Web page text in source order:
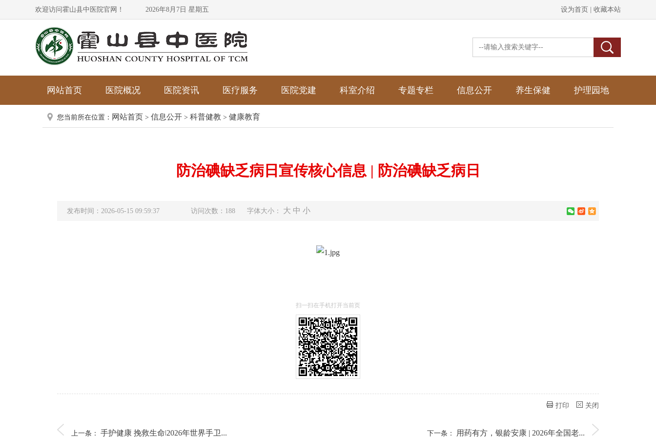
欢迎访问霍山县中医院官网！ 2026年8月7日 星期五 设为首页 | 收藏本站
网站首页 医院概况 医院资讯 医疗服务 医院党建 科室介绍 专题专栏 信息公开 养生保健 护理园地
您当前所在位置： 网站首页 > 信息公开 > 科普健教 > 健康教育
防治碘缺乏病日宣传核心信息 | 防治碘缺乏病日
发布时间：2026-05-15 09:59:37 访问次数：188 字体大小： 大 中 小
扫一扫在手机打开当前页
打印 关闭
上一条： 手护健康 挽救生命ǀ2026年世界手卫... 下一条： 用药有方，银龄安康 | 2026年全国老...